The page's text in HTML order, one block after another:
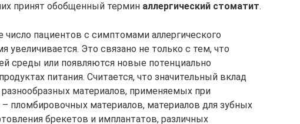
принят обобщенный термин аллергический стоматит.
пациентов с симптомами аллергического
увеличивается. Это связано не только с тем, что
среды или появляются новые потенциально
питания. Считается, что значительный вклад
материалов, применяемых при
пломбировочных материалов, материалов для зубных
брекетов и имплантатов, различных